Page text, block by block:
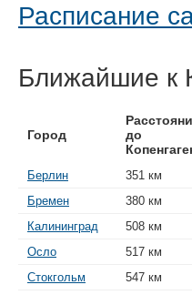
Расписание
Ближайшие к
Город
до
Берлин 351 км
Бремен
380 км
Калининград
508 км
Осло
517 км
Стокгольм
547 км